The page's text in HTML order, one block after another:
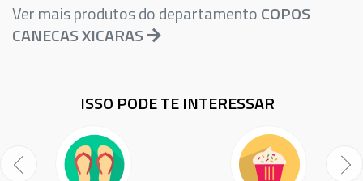
Ver mais produtos do departamentoCOPOS
CANECAS XICARAS
ISSO PODE TE INTERESSAR